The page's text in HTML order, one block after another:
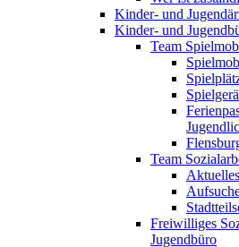
Kinder- und
Kinder- und
Team
Team
Freiwilliges
Jugendbüro